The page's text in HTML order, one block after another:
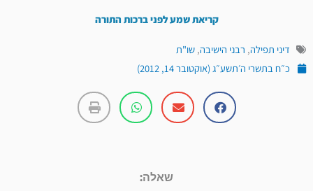
קריאת שמע לפני ברכות התורה
דיני תפילה, רבני הישיבה, שו"ת
כ״ח בתשרי ה׳תשע״ג (אוקטובר 14, 2012)
שאלה: